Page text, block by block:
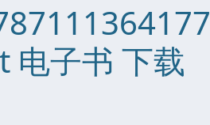
子书 下载